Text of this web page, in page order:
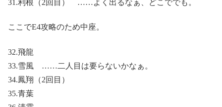
31.利根（2回目） ……よく出るなぁ、どこででも。
ここでE4攻略のため中座。
32.飛龍
33.雪風 ……二人目は要らないかなぁ。
34.鳳翔（2回目）
35.青葉